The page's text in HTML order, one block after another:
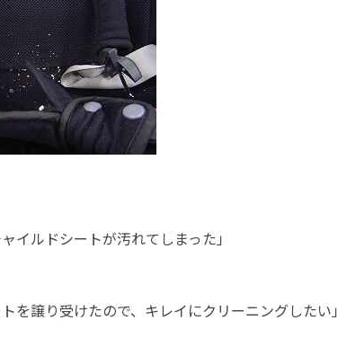
イルドシートが汚れてしまった」
を譲り受けたので、キレイにクリーニングしたい」